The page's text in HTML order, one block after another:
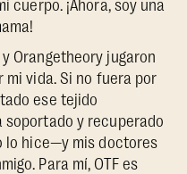
¡Ahora, soy una
Orangetheory jugaron
vida. Si no fuera por
ese tejido
soportado y recuperado
lo hice—y mis doctores
Para mí, OTF es